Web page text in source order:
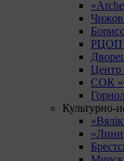
РЦОП
Центр
СОК
Культурно-